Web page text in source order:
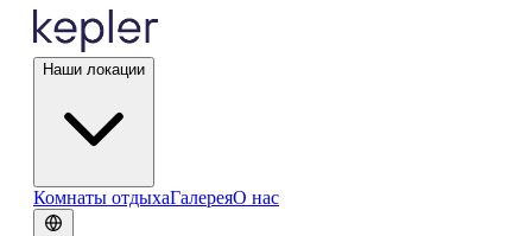
Наши локации
Комнаты отдыхаГалереяО нас